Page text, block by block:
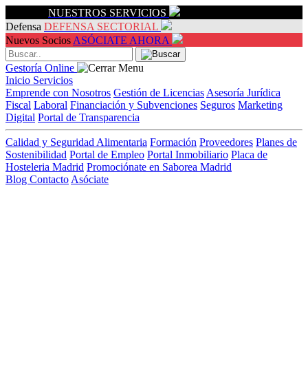
NUESTROS SERVICIOS
Defensa DEFENSA SECTORIAL
Nuevos Socios ASÓCIATE AHORA
Gestoría Online
Inicio Servicios
Emprende con Nosotros Gestión de Licencias Asesoría Jurídica
Fiscal Laboral Financiación y Subvenciones Seguros Marketing
Digital Portal de Transparencia
Calidad y Seguridad Alimentaria Formación Proveedores Planes de
Sostenibilidad Portal de Empleo Portal Inmobiliario Placa de
Hosteleria Madrid Promociónate en Saborea Madrid
Blog Contacto Asóciate